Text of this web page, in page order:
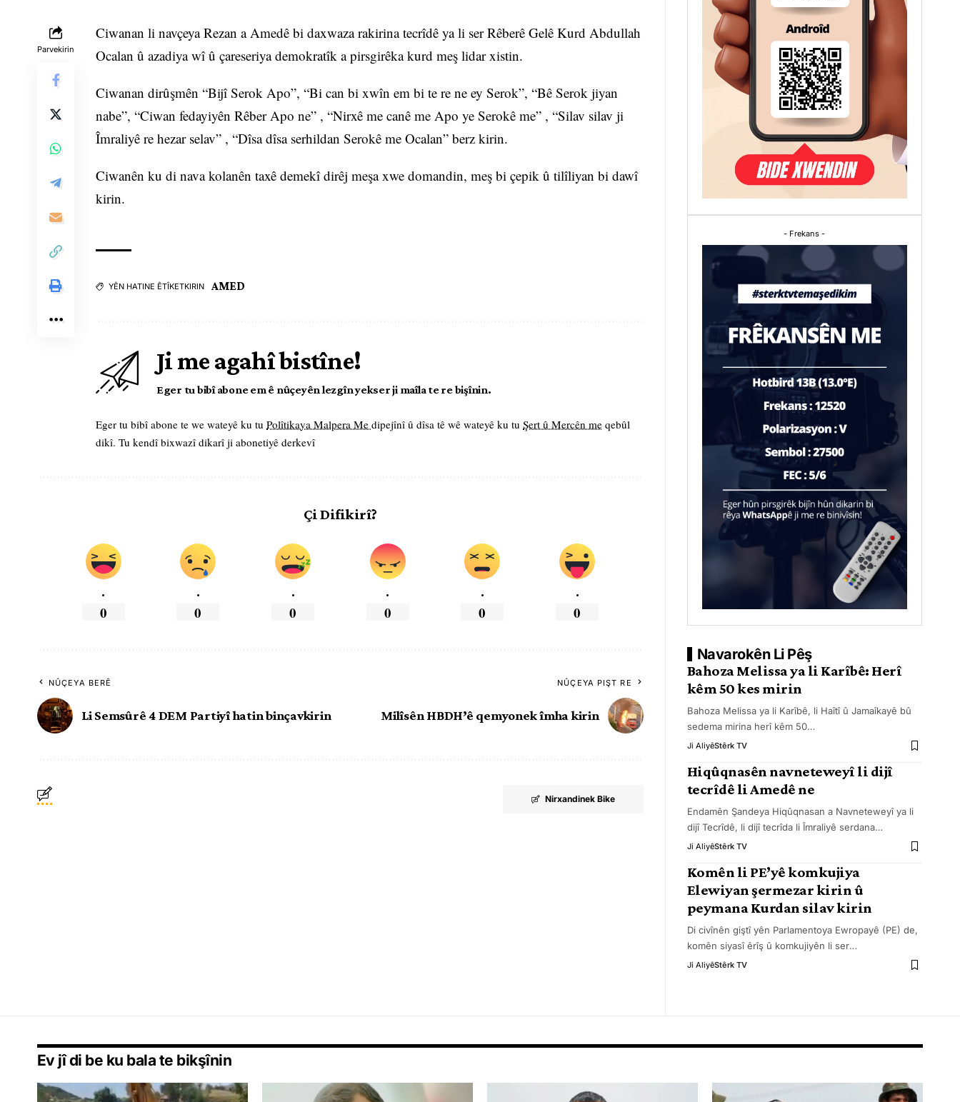
Parvekirin
Ciwanan li navçeya Rezan a Amedê bi daxwaza rakirina tecrîdê ya li ser Rêberê Gelê Kurd Abdullah
Ocalan û azadiya wî û çareseriya demokratîk a pirsgirêka kurd meş lidar xistin.
Ciwanan dirûşmên “Bijî Serok Apo”, “Bi can bi xwîn em bi te re ne ey Serok”, “Bê Serok jiyan
nabe”, “Ciwan fedayiyên Rêber Apo ne” , “Nirxê me canê me Apo ye Serokê me” , “Silav silav ji
Îmraliyê re hezar selav” , “Dîsa dîsa serhildan Serokê me Ocalan” berz kirin.
Ciwanên ku di nava kolanên taxê demekî dirêj meşa xwe domandin, meş bi çepik û tilîliyan bi dawî
kirin.
YÊN HATINE ÊTÎKETKIRIN AMED
Ji me agahî bistîne!
Eger tu bibî abone em ê nûçeyên lezgîn yekser ji maîla te re bişînin.
Eger tu bibî abone te we wateyê ku tu Polîtikaya Malpera Me dipejînî û dîsa tê wê wateyê ku tu Şert û Mercên me qebûl
dikî. Tu kendî bixwazî dikarî ji abonetiyê derkevî
Çi Difikirî?
.
0
.
0
.
0
.
0
.
0
.
0
NÛÇEYA BERÊ
Li Semsûrê 4 DEM Partiyî hatin binçavkirin
NÛÇEYA PIŞT RE
Milîsên HBDH’ê qemyonek îmha kirin
Nirxandinek Bike
- Frekans -
Navarokên Li Pêş
Bahoza Melissa ya li Karîbê: Herî
kêm 50 kes mirin
Bahoza Melissa ya li Karîbê, li Haîtî û Jamaîkayê bû
sedema mirina herî kêm 50…
Ji AliyêStêrk TV
Hiqûqnasên navneteweyî li dijî
tecrîdê li Amedê ne
Endamên Şandeya Hiqûqnasan a Navneteweyî ya li
dijî Tecrîdê, li dijî tecrîda li Îmraliyê serdana…
Ji AliyêStêrk TV
Komên li PE’yê komkujiya
Elewiyan şermezar kirin û
peymana Kurdan silav kirin
Di civînên giştî yên Parlamentoya Ewropayê (PE) de,
komên siyasî êrîş û komkujiyên li ser…
Ji AliyêStêrk TV
Ev jî di be ku bala te bikşînin